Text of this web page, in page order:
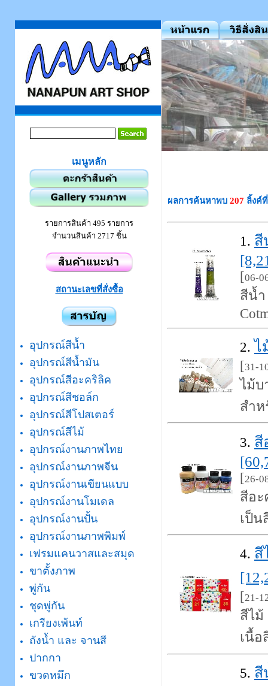
เมนูหลัก
รายการสินค้า 495 รายการ
จำนวนสินค้า 2717 ชิ้น
สถานะเลขที่สั่งซื้อ
อุปกรณ์สีน้ำ
อุปกรณ์สีน้ำมัน
อุปกรณ์สีอะคริลิค
อุปกรณ์สีชอล์ก
อุปกรณ์สีโปสเตอร์
อุปกรณ์สีไม้
อุปกรณ์งานภาพไทย
อุปกรณ์งานภาพจีน
อุปกรณ์งานเขียนแบบ
อุปกรณ์งานโมเดล
อุปกรณ์งานปั้น
อุปกรณ์งานภาพพิมพ์
เฟรมแคนวาสและสมุด
ขาตั้งภาพ
พู่กัน
ชุดพู่กัน
เกรียงเพ้นท์
ถังน้ำ และ จานสี
ปากกา
ขวดหมึก
ผลการค้นหาพบ 207 ลิ้งค์
1. สี
[06-
สีน้
2. ไ
[31-
ไม้บ
สำห
3. สี
[26-
สีอะ
เป็น
4. สี
[21-
สีไม้
เนื้อ
5. สี